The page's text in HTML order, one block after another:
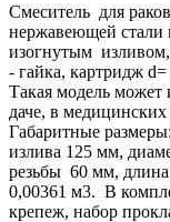
Смеситель для
нержавеющей стали
изогнутым
- гайка, картридж
Такая модель может
даче, в
Габаритные
излива 125 мм,
резьбы 60 мм,
0,00361 м3. В
крепеж, набор